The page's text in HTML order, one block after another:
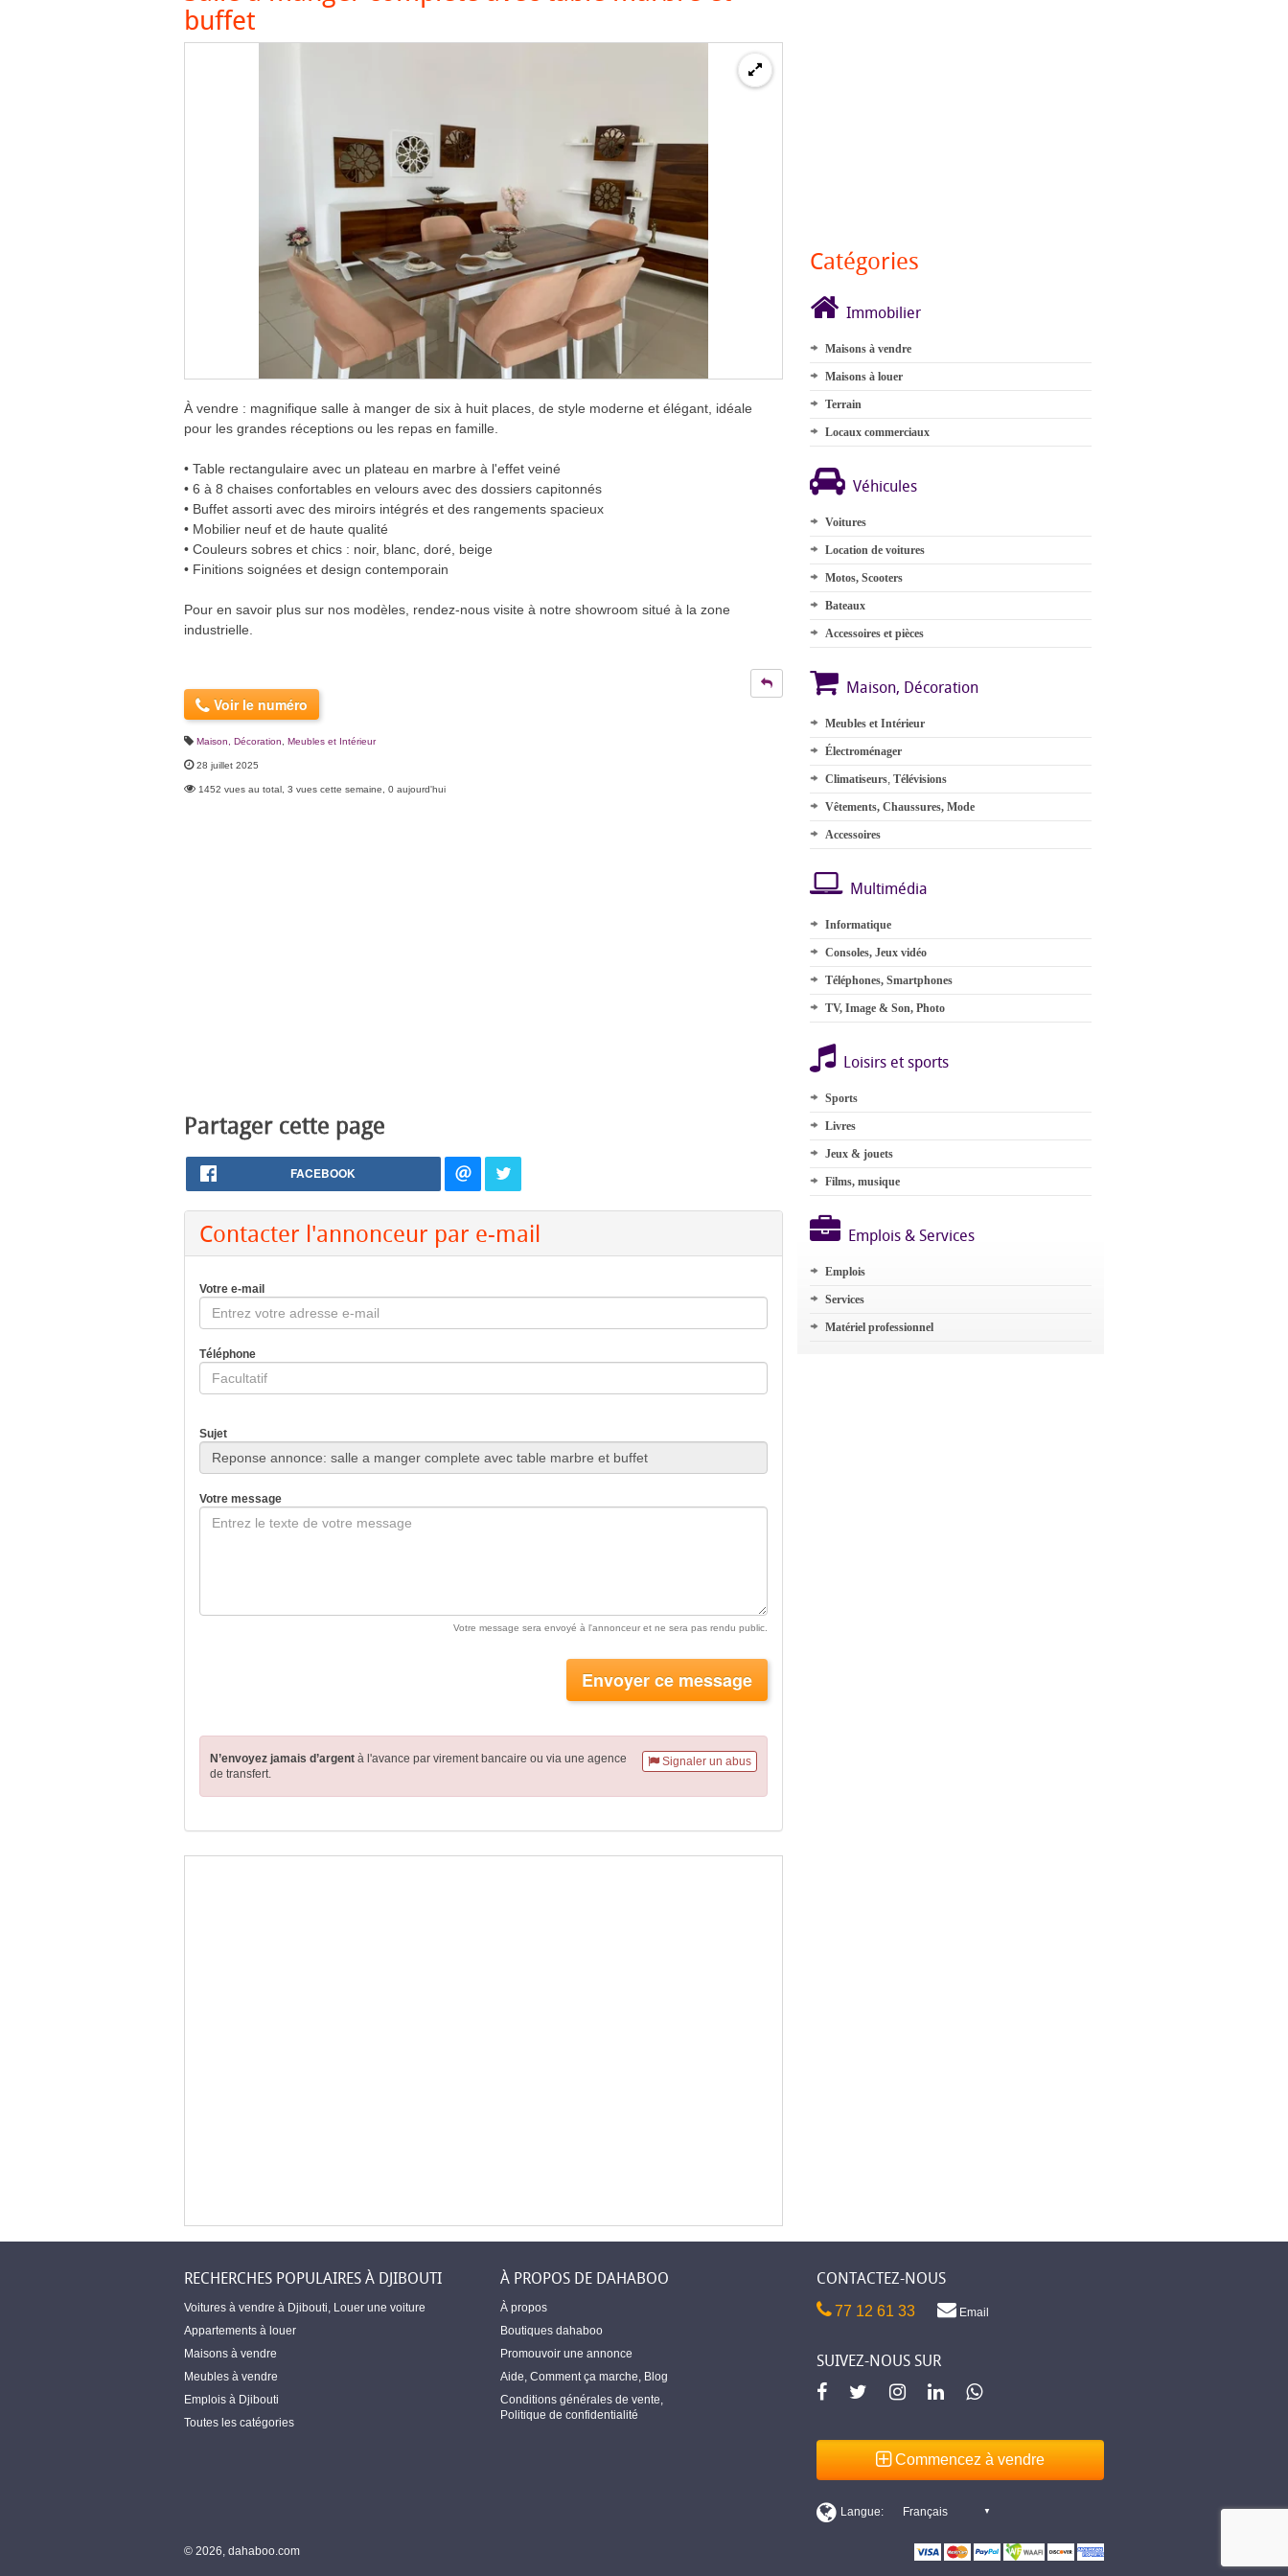
buffet
À vendre : magnifique salle à manger de six à huit places, de style moderne et élégant, idéale
pour les grandes réceptions ou les repas en famille.
• Table rectangulaire avec un plateau en marbre à l'effet veiné
• 6 à 8 chaises confortables en velours avec des dossiers capitonnés
• Buffet assorti avec des miroirs intégrés et des rangements spacieux
• Mobilier neuf et de haute qualité
• Couleurs sobres et chics : noir, blanc, doré, beige
• Finitions soignées et design contemporain
Pour en savoir plus sur nos modèles, rendez-nous visite à notre showroom situé à la zone
industrielle.
Voir le numéro
Maison, Décoration Meubles et Intérieur
28 juillet 2025
1452 vues au total, 3 vues cette semaine, 0 aujourd'hui
Partager cette page
FACEBOOK
Contacter l'annonceur par e-mail
Votre e-mail
Téléphone
Sujet
Votre message
Votre message sera envoyé à l'annonceur et ne sera pas rendu public.
Envoyer ce message
Signaler un abus
N’envoyez jamais d’argent à l'avance par virement bancaire ou via une agence
de transfert.
Catégories
Immobilier
Maisons à vendre
Maisons à louer
Terrain
Locaux commerciaux
Véhicules
Voitures
Location de voitures
Motos, Scooters
Bateaux
Accessoires et pièces
Maison, Décoration
Meubles et Intérieur
Électroménager
Climatiseurs, Télévisions
Vêtements, Chaussures, Mode
Accessoires
Multimédia
Informatique
Consoles, Jeux vidéo
Téléphones, Smartphones
TV, Image & Son, Photo
Loisirs et sports
Sports
Livres
Jeux & jouets
Films, musique
Emplois & Services
Emplois
Services
Matériel professionnel
RECHERCHES POPULAIRES À DJIBOUTI
Voitures à vendre à Djibouti Louer une voiture
Appartements à louer
Maisons à vendre
Meubles à vendre
Emplois à Djibouti
Toutes les catégories
À PROPOS DE DAHABOO
À propos
Boutiques dahaboo
Promouvoir une annonce
Aide Comment ça marche Blog
Conditions générales de vente
Politique de confidentialité
CONTACTEZ-NOUS
77 12 61 33 Email
SUIVEZ-NOUS SUR
Commencez à vendre
© 2026, dahaboo.com